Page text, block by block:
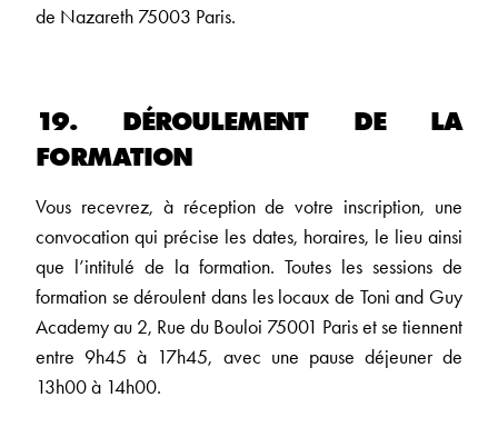
de Nazareth 75003 Paris.
19. DÉROULEMENT DE LA
FORMATION
Vous recevrez, à réception de votre inscription, une
convocation qui précise les dates, horaires, le lieu ainsi
que l’intitulé de la formation. Toutes les sessions de
formation se déroulent dans les locaux de Toni and Guy
Academy au 2, Rue du Bouloi 75001 Paris et se tiennent
entre 9h45 à 17h45, avec une pause déjeuner de
13h00 à 14h00.